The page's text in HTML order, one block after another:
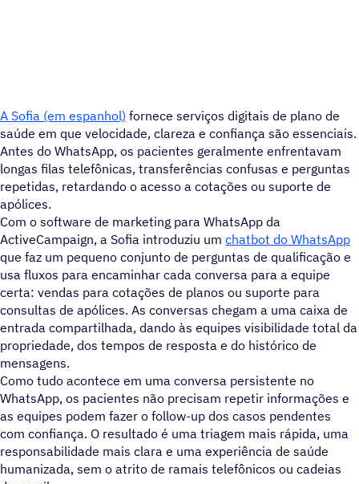
A Sofia (em espanhol) fornece serviços digitais de plano de
saúde em que velocidade, clareza e confiança são essenciais.
Antes do WhatsApp, os pacientes geralmente enfrentavam
longas filas telefônicas, transferências confusas e perguntas
repetidas, retardando o acesso a cotações ou suporte de
apólices.
Com o software de marketing para WhatsApp da
ActiveCampaign, a Sofia introduziu um chatbot do WhatsApp
que faz um pequeno conjunto de perguntas de qualificação e
usa fluxos para encaminhar cada conversa para a equipe
certa: vendas para cotações de planos ou suporte para
consultas de apólices. As conversas chegam a uma caixa de
entrada compartilhada, dando às equipes visibilidade total da
propriedade, dos tempos de resposta e do histórico de
mensagens.
Como tudo acontece em uma conversa persistente no
WhatsApp, os pacientes não precisam repetir informações e
as equipes podem fazer o follow-up dos casos pendentes
com confiança. O resultado é uma triagem mais rápida, uma
responsabilidade mais clara e uma experiência de saúde
humanizada, sem o atrito de ramais telefônicos ou cadeias